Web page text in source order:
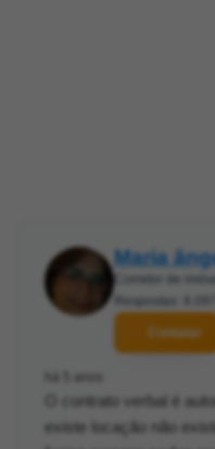
Maria
Corretor de
Respostas: 8.097
Contatar
há 5 anos
O contrato verbal é
existe locação não